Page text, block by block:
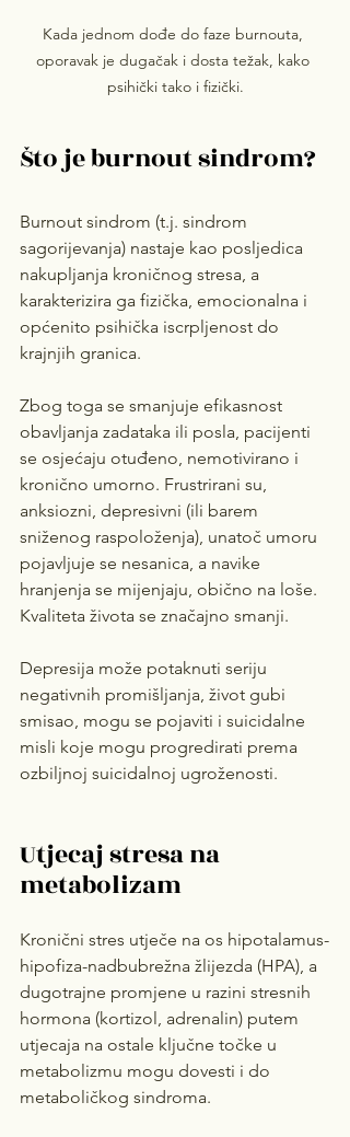
Kada jednom dođe do faze burnouta,
oporavak je dugačak i dosta težak, kako
psihički tako i fizički.
Što je burnout sindrom?
Burnout sindrom (t.j. sindrom
sagorijevanja) nastaje kao posljedica
nakupljanja kroničnog stresa, a
karakterizira ga fizička, emocionalna i
općenito psihička iscrpljenost do
krajnjih granica.
Zbog toga se smanjuje efikasnost
obavljanja zadataka ili posla, pacijenti
se osjećaju otuđeno, nemotivirano i
kronično umorno. Frustrirani su,
anksiozni, depresivni (ili barem
sniženog raspoloženja), unatoč umoru
pojavljuje se nesanica, a navike
hranjenja se mijenjaju, obično na loše.
Kvaliteta života se značajno smanji.
Depresija može potaknuti seriju
negativnih promišljanja, život gubi
smisao, mogu se pojaviti i suicidalne
misli koje mogu progredirati prema
ozbiljnoj suicidalnoj ugroženosti.
Utjecaj stresa na
metabolizam
Kronični stres utječe na os hipotalamus-
hipofiza-nadbubrežna žlijezda (HPA), a
dugotrajne promjene u razini stresnih
hormona (kortizol, adrenalin) putem
utjecaja na ostale ključne točke u
metabolizmu mogu dovesti i do
metaboličkog sindroma.